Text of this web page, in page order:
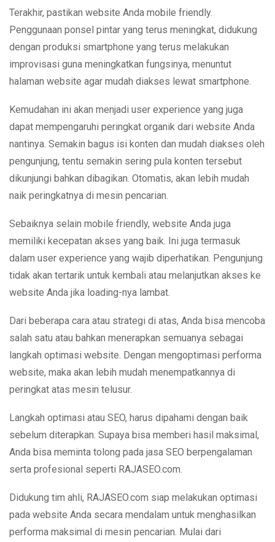
Terakhir, pastikan website Anda mobile friendly.
Penggunaan ponsel pintar yang terus meningkat, didukung
dengan produksi smartphone yang terus melakukan
improvisasi guna meningkatkan fungsinya, menuntut
halaman website agar mudah diakses lewat smartphone.
Kemudahan ini akan menjadi user experience yang juga
dapat mempengaruhi peringkat organik dari website Anda
nantinya. Semakin bagus isi konten dan mudah diakses oleh
pengunjung, tentu semakin sering pula konten tersebut
dikunjungi bahkan dibagikan. Otomatis, akan lebih mudah
naik peringkatnya di mesin pencarian.
Sebaiknya selain mobile friendly, website Anda juga
memiliki kecepatan akses yang baik. Ini juga termasuk
dalam user experience yang wajib diperhatikan. Pengunjung
tidak akan tertarik untuk kembali atau melanjutkan akses ke
website Anda jika loading-nya lambat.
Dari beberapa cara atau strategi di atas, Anda bisa mencoba
salah satu atau bahkan menerapkan semuanya sebagai
langkah optimasi website. Dengan mengoptimasi performa
website, maka akan lebih mudah menempatkannya di
peringkat atas mesin telusur.
Langkah optimasi atau SEO, harus dipahami dengan baik
sebelum diterapkan. Supaya bisa memberi hasil maksimal,
Anda bisa meminta tolong pada jasa SEO berpengalaman
serta profesional seperti RAJASEO.com.
Didukung tim ahli, RAJASEO.com siap melakukan optimasi
pada website Anda secara mendalam untuk menghasilkan
performa maksimal di mesin pencarian. Mulai dari